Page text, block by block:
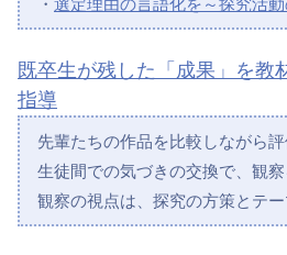
・ 選定理由の言語化を～探究活
既卒生が残した「成果」を教
指導
先輩たちの作品を比較しながら
生徒間での気づきの交換で、観
観察の視点は、探究の方策とテ